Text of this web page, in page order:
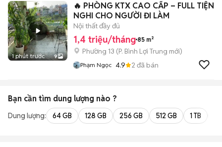
1 phút trước 9
🔥 PHÒNG KTX CAO CẤP – FULL TIỆN
NGHI CHO NGƯỜI ĐI LÀM
Nội thất đầy đủ
1,4 triệu/tháng 85 m²
Phường 13 (P. Bình Lợi Trung mới)
Phạm Ngọc 4.9 2 đã bán
Bạn cần tìm dung lượng nào ?
Dung lượng: 64 GB 128 GB 256 GB 512 GB 1 TB